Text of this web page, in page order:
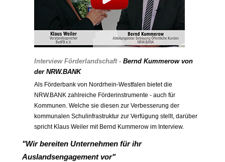
Interview Förderlandschaft -Bernd Kummerow von
der NRW.BANK
Als Förderbank von Nordrhein-Westfalen bietet die
NRW.BANK zahlreiche Förderinstrumente - auch für
Kommunen. Welche sie diesen zur Verbesserung der
kommunalen Schulinfrastruktur zur Verfügung stellt, darüber
spricht Klaus Weiler mit Bernd Kummerow im Interview.
"Wir bereiten Unternehmen für ihr
Auslandsengagement vor"